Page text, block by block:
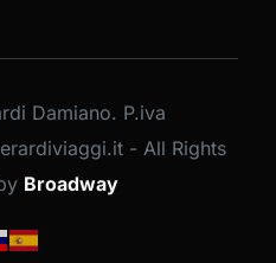
Damiano. P.iva
- All Rights
Broadway